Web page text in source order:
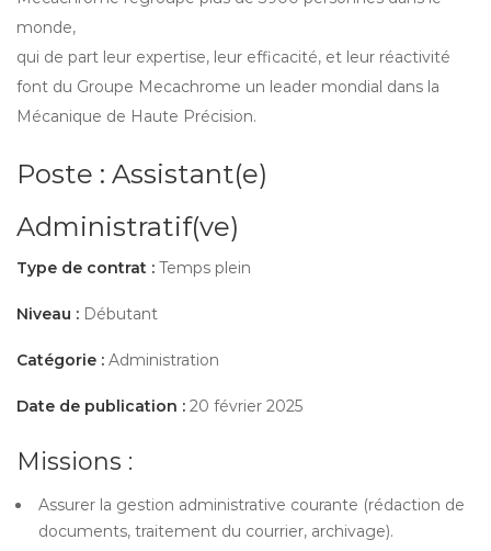
monde,
qui de part leur expertise, leur efficacité, et leur réactivité
font du Groupe Mecachrome un leader mondial dans la
Mécanique de Haute Précision.
Poste : Assistant(e)
Administratif(ve)
Type de contrat : Temps plein
Niveau : Débutant
Catégorie : Administration
Date de publication : 20 février 2025
Missions :
Assurer la gestion administrative courante (rédaction de
documents, traitement du courrier, archivage).